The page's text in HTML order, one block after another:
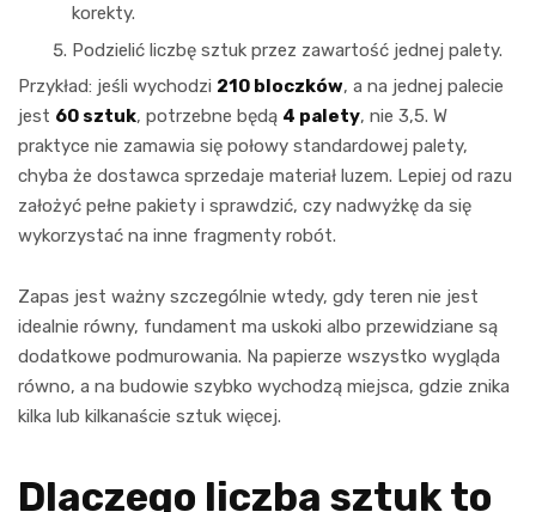
korekty.
Podzielić liczbę sztuk przez zawartość jednej palety.
Przykład: jeśli wychodzi 210 bloczków, a na jednej palecie
jest 60 sztuk, potrzebne będą 4 palety, nie 3,5. W
praktyce nie zamawia się połowy standardowej palety,
chyba że dostawca sprzedaje materiał luzem. Lepiej od razu
założyć pełne pakiety i sprawdzić, czy nadwyżkę da się
wykorzystać na inne fragmenty robót.
Zapas jest ważny szczególnie wtedy, gdy teren nie jest
idealnie równy, fundament ma uskoki albo przewidziane są
dodatkowe podmurowania. Na papierze wszystko wygląda
równo, a na budowie szybko wychodzą miejsca, gdzie znika
kilka lub kilkanaście sztuk więcej.
Dlaczego liczba sztuk to